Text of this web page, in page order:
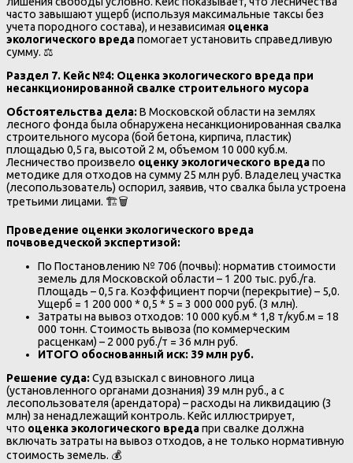
часто завышают ущерб (используя максимальные таксы без
учета породного состава), и независимая оценка
экологического вредапомогает установить справедливую
сумму. ⚖️
Раздел 7. Кейс №4: Оценка экологического вреда при
несанкционированной свалке строительного мусора
Обстоятельства дела:В Московской области на землях
лесного фонда была обнаружена несанкционированная свалка
строительного мусора (бой бетона, кирпича, пластик)
площадью 0,5 га, высотой 2 м, объемом 10 000 куб.м.
Лесничество произвело оценку экологического вредапо
методике для отходов на сумму 25 млн руб. Владелец участка
(лесопользователь) оспорил, заявив, что свалка была устроена
третьими лицами. 🏗️🗑️
Проведение оценки экологического вреда
почвоведческой экспертизой:
По Постановлению № 706 (почвы): норматив стоимости
земель для Московской области – 1 200 тыс. руб./га.
Площадь – 0,5 га. Коэффициент порчи (перекрытие) – 5,0.
Ущерб = 1 200 000 * 0,5 * 5 = 3 000 000 руб. (3 млн).
Затраты на вывоз отходов: 10 000 куб.м * 1,8 т/куб.м = 18
000 тонн. Стоимость вывоза (по коммерческим
расценкам) – 2 000 руб./т = 36 млн руб.
ИТОГО обоснованный иск: 39 млн руб.
Решение суда:Суд взыскал с виновного лица
(установленного органами дознания) 39 млн руб., а с
лесопользователя (арендатора) – расходы на ликвидацию (3
млн) за ненадлежащий контроль. Кейс иллюстрирует,
что оценка экологического вредапри свалке должна
включать затраты на вывоз отходов, а не только нормативную
стоимость земель. 💰